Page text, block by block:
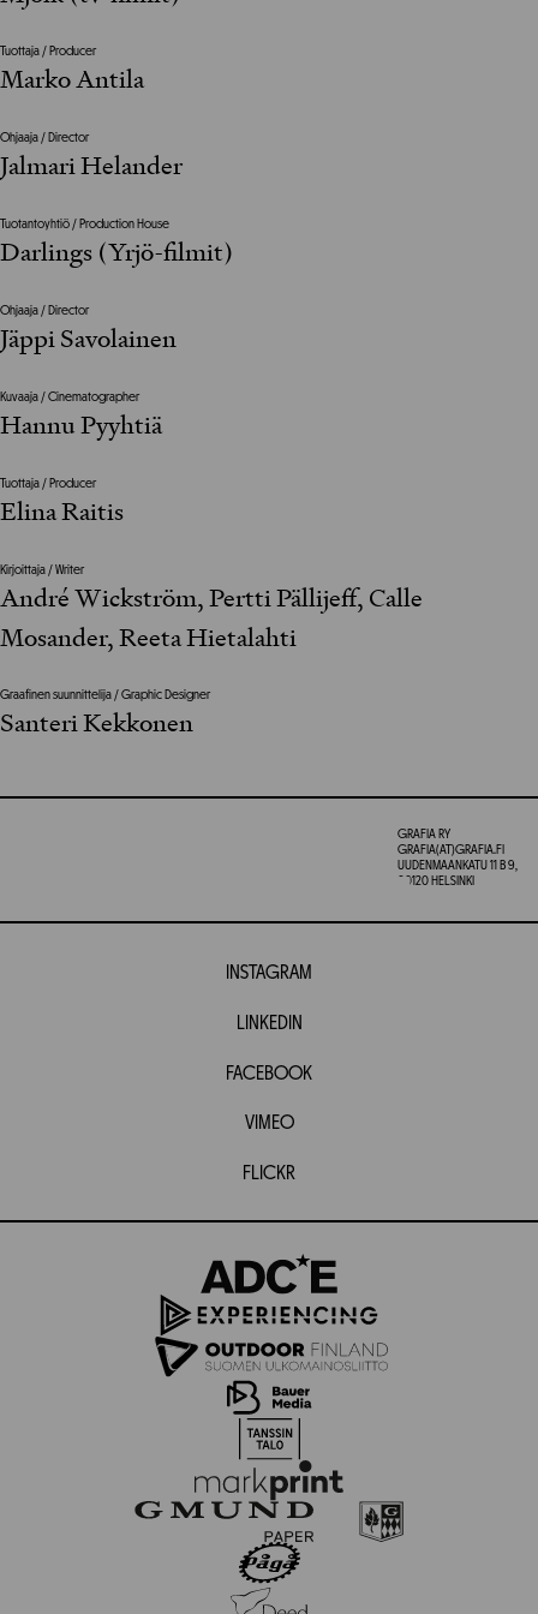
Tuottaja / Producer
Marko Antila
Ohjaaja / Director
Jalmari Helander
Tuotantoyhtiö / Production House
Darlings (Yrjö-filmit)
Ohjaaja / Director
Jäppi Savolainen
Kuvaaja / Cinematographer
Hannu Pyyhtiä
Tuottaja / Producer
Elina Raitis
Kirjoittaja / Writer
André Wickström, Pertti Pällijeff, Calle
Mosander, Reeta Hietalahti
Graafinen suunnittelija / Graphic Designer
Santeri Kekkonen
GRAFIA RY
GRAFIA(AT)GRAFIA.FI
UUDENMAANKATU 11 B 9,
00120 HELSINKI
INSTAGRAM
LINKEDIN
FACEBOOK
VIMEO
FLICKR